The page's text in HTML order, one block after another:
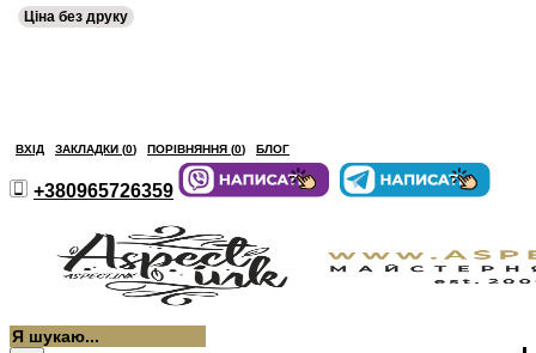
ВХІД ЗАКЛАДКИ (0) ПОРІВНЯННЯ (0) БЛОГ
+380965726359
Ціна без друку